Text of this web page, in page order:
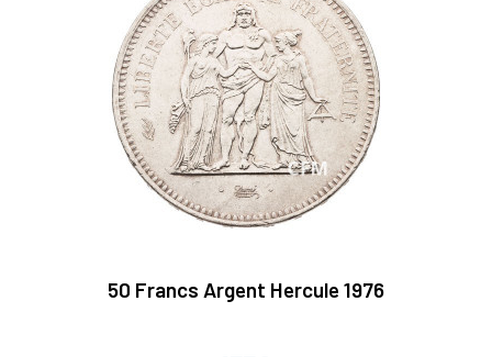
50 Francs Argent Hercule 1976